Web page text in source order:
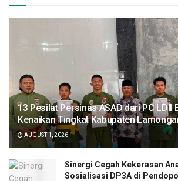
13 Pesilat Persinas ASAD dari PC LDII
Kenaikan Tingkat Kabupaten
AUGUST 1, 2026
Sinergi Cegah Kekerasan
Sosialisasi DP3A di